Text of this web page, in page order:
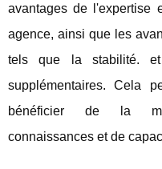
avantages de l'expertise
agence, ainsi que les
tels que la stabilité.
supplémentaires. Cela
bénéficier de la
connaissances et de